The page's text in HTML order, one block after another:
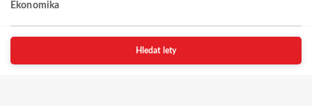
Ekonomika
Hledat lety